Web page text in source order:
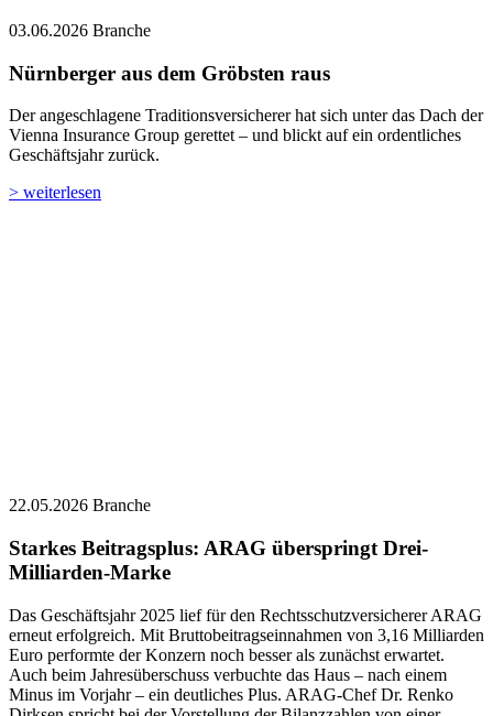
Vienna Insurance Group gerettet – und blickt auf ein ordentliches
> weiterlesen
Das Geschäftsjahr 2025 lief für den Rechtsschutzversicherer ARAG
Euro performte der Konzern noch besser als zunächst erwartet.
Auch beim Jahresüberschuss verbuchte das Haus – nach einem
Dirksen spricht bei der Vorstellung der Bilanzzahlen von einer
„souveränen Performance“.
> weiterlesen
Video